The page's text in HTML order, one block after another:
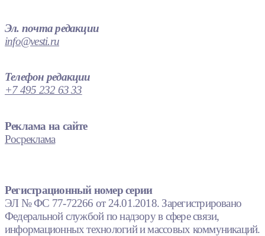
Эл. почта редакции
info@vesti.ru
Телефон редакции
+7 495 232 63 33
Реклама на сайте
Росреклама
Регистрационный номер серии
ЭЛ № ФС 77-72266 от 24.01.2018. Зарегистрировано
Федеральной службой по надзору в сфере связи,
информационных технологий и массовых коммуникаций.